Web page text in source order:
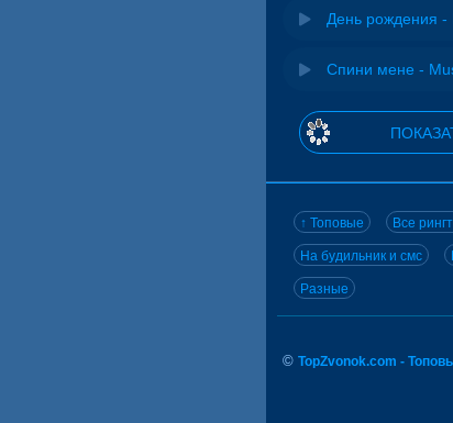
↑ Топовые Все
На будильник и смс
Разные
© TopZvonok.com -